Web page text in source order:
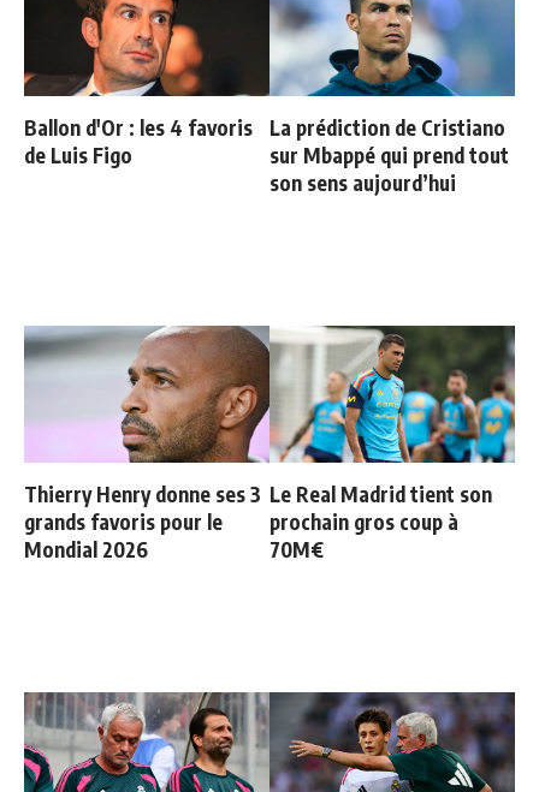
Ballon d'Or : les 4 favoris
de Luis Figo
La prédiction de Cristiano
sur Mbappé qui prend tout
son sens aujourd’hui
Thierry Henry donne ses 3
grands favoris pour le
Mondial 2026
Le Real Madrid tient son
prochain gros coup à
70M€